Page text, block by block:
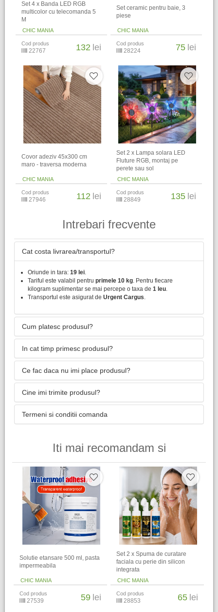
Set 4 x Banda LED RGB
multicolor cu telecomanda 5
M
CHIC MANIA
Cod produs
22767 132 lei
Set ceramic pentru baie, 3
piese
CHIC MANIA
Cod produs
28224 75 lei
Covor adeziv 45x300 cm
maro - traversa moderna
CHIC MANIA
Cod produs
27946 112 lei
Set 2 x Lampa solara LED
Fluture RGB, montaj pe
perete sau sol
CHIC MANIA
Cod produs
28849 135 lei
Intrebari frecvente
Cat costa livrarea/transportul?
Oriunde in tara: 19 lei
Tariful este valabil pentru primele 10 kg . Pentru fiecare
kilogram suplimentar se mai percepe o taxa de 1 leu
Transportul este asigurat de Urgent Cargus
Cum platesc produsul?
In cat timp primesc produsul?
Ce fac daca nu imi place produsul?
Cine imi trimite produsul?
Termeni si conditii comanda
Iti mai recomandam si
Solutie etansare 500 ml, pasta
impermeabila
CHIC MANIA
Cod produs
27539 59 lei
Set 2 x Spuma de curatare
faciala cu perie din silicon
integrata
CHIC MANIA
Cod produs
28853 65 lei